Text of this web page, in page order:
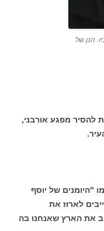
הנן של
להסיר מפגע אורבני,
"היומנים של יוסף
לארוז את
את הארץ שאנחנו בה